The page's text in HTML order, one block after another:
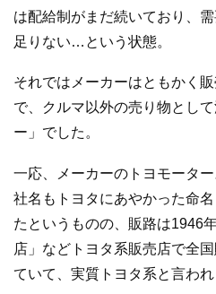
は配給制がまだ続いており、
足りない…という状態。
それではメーカーはともかく
で、クルマ以外の売り物とし
ー」でした。
一応、メーカーのトヨモータ
社名もトヨタにあやかった命
たというものの、販路は1946
店」などトヨタ系販売店で全
ていて、実質トヨタ系と言われ